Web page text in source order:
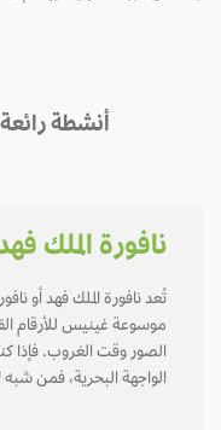
أنشطة رائعة
نافورة الملك فهد
تُعد نافورة الملك فهد أو
موسوعة غينيس للأرقام
الصور وقت الغروب. فإذا
الواجهة البحرية، فمن شبه